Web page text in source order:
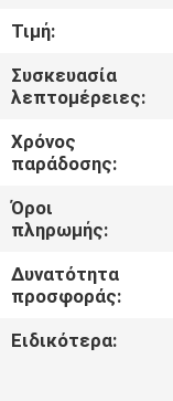
ΈΛΕΓΧΟΣ
ΜΑΣ
ΕΛΆΤΕ
ΣΕ
ΕΠΑΦΉ
ΜΕ
ΕΙΔΉΣΕΙΣ
Τιμή:
Συσκευασία
λεπτομέρειες:
Χρόνος
παράδοσης:
Όροι
πληρωμής:
Δυνατότητα
προσφοράς:
Ειδικότερα: